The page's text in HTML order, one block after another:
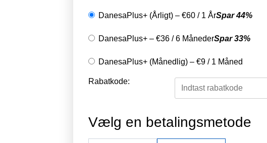
DanesaPlus+ (Årligt) – €60 / 1 ÅrSpar 44%
DanesaPlus+ – €36 /6 MånederSpar 33%
DanesaPlus+ (Månedlig) – €9 / 1 Måned
Rabatkode:
Vælg en betalingsmetode